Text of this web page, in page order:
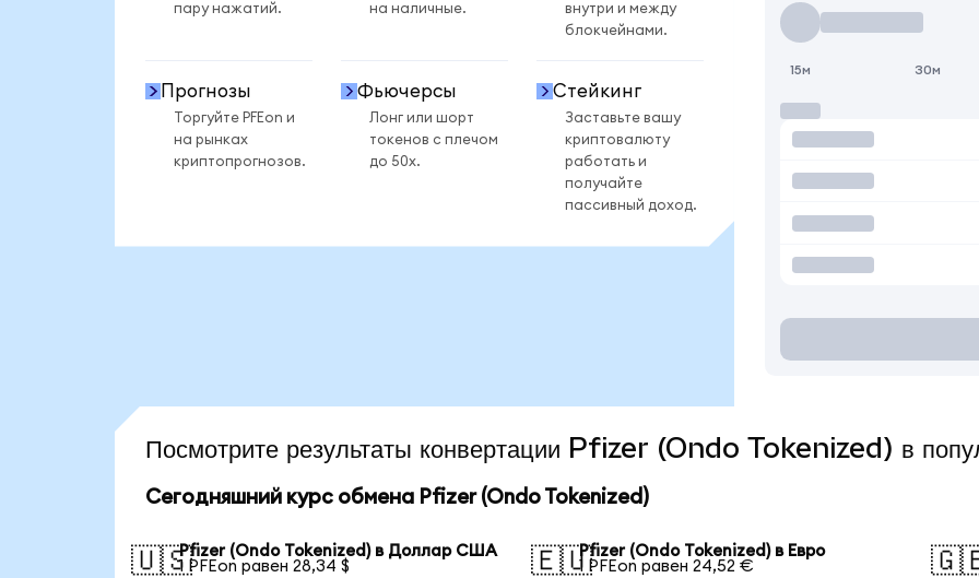
пару нажатий.
на наличные.
внутри и между
блокчейнами.
Прогнозы
Торгуйте PFEon и
на рынках
криптопрогнозов.
Фьючерсы
Лонг или шорт
токенов с плечом
до 50x.
Стейкинг
Заставьте вашу
криптовалюту
работать и
получайте
пассивный доход.
15м 30м
Посмотрите результаты конвертации Pfizer (Ondo Tokenized) в
Сегодняшний курс обмена Pfizer (Ondo Tokenized)
🇺🇸Pfizer (Ondo Tokenized) в Доллар США
1 PFEon равен 28,34 $
🇪🇺Pfizer (Ondo Tokenized) в Евро
1 PFEon равен 24,52 €